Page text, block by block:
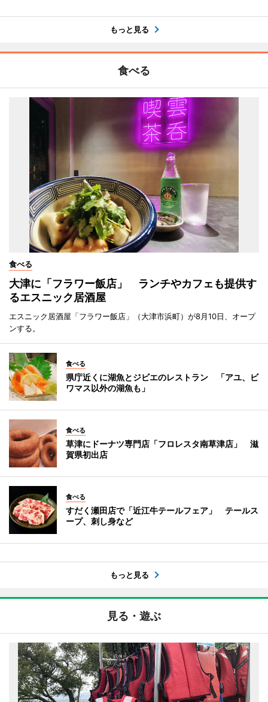
もっと見る
食べる
食べる
大津に「フラワー飯店」 ランチやカフェも提供す
るエスニック居酒屋
エスニック居酒屋「フラワー飯店」（大津市浜町）が8月10日、オープ
ンする。
食べる
県庁近くに湖魚とジビエのレストラン 「アユ、ビ
ワマス以外の湖魚も」
食べる
草津にドーナツ専門店「フロレスタ南草津店」 滋
賀県初出店
食べる
すだく瀬田店で「近江牛テールフェア」 テールス
ープ、刺し身など
もっと見る
見る・遊ぶ